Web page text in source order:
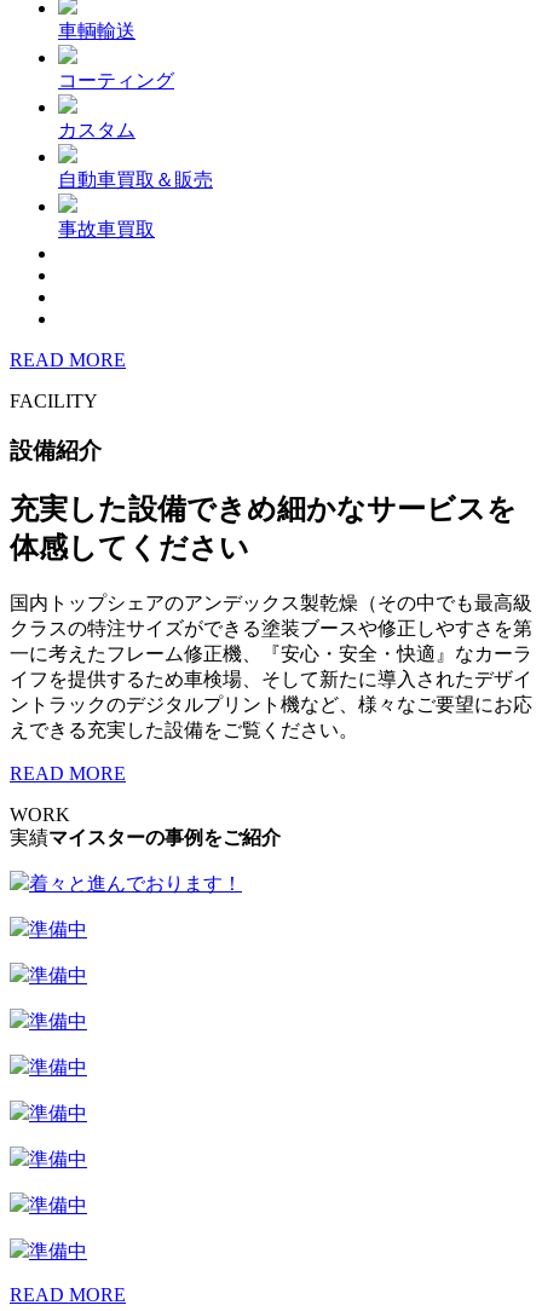
車輌輸送
コーティング
カスタム
自動車買取＆販売
事故車買取
READ MORE
FACILITY
設備紹介
充実した設備できめ細かなサービスを
体感してください
国内トップシェアのアンデックス製乾燥（その中でも最高級
クラスの特注サイズができる塗装ブースや修正しやすさを第
一に考えたフレーム修正機、『安心・安全・快適』なカーラ
イフを提供するため車検場、そして新たに導入されたデザイ
ントラックのデジタルプリント機など、様々なご要望にお応
えできる充実した設備をご覧ください。
READ MORE
WORK
実績マイスターの事例をご紹介
着々と進んでおります！
準備中
準備中
準備中
準備中
準備中
準備中
準備中
準備中
READ MORE